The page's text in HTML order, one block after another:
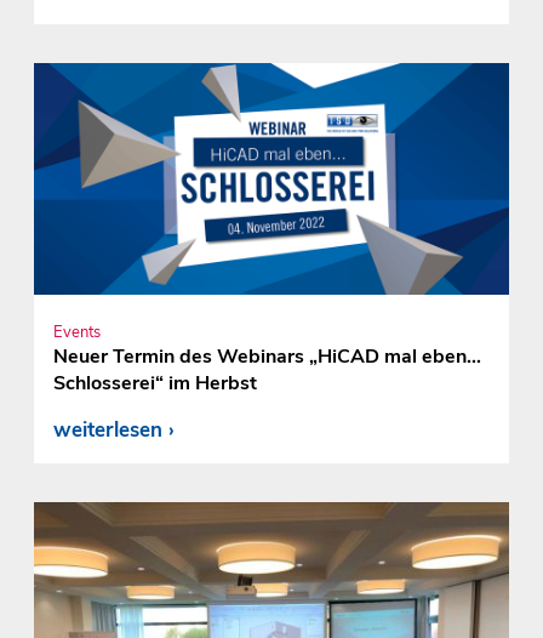
Events
Neuer Termin des Webinars „HiCAD mal eben…
Schlosserei“ im Herbst
weiterlesen